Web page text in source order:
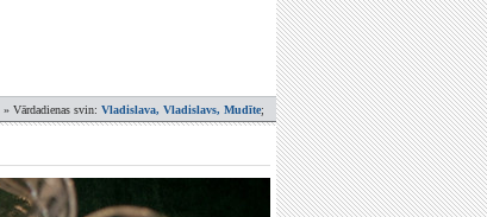
» Vārdadienas svin: Vladislava, Vladislavs, Mudīte;